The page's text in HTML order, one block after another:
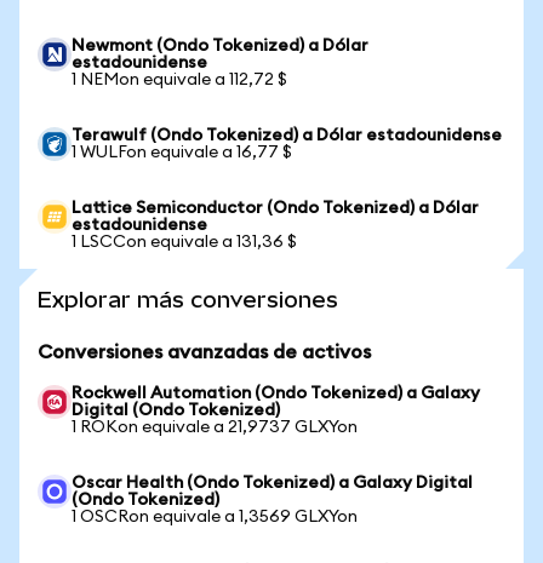
Newmont (Ondo Tokenized) a Dólar
estadounidense
1 NEMon equivale a 112,72 $
Terawulf (Ondo Tokenized) a Dólar estadounidense
1 WULFon equivale a 16,77 $
Lattice Semiconductor (Ondo Tokenized) a Dólar
estadounidense
1 LSCCon equivale a 131,36 $
Explorar más conversiones
Conversiones avanzadas de activos
Rockwell Automation (Ondo Tokenized) a Galaxy
Digital (Ondo Tokenized)
1 ROKon equivale a 21,9737 GLXYon
Oscar Health (Ondo Tokenized) a Galaxy Digital
(Ondo Tokenized)
1 OSCRon equivale a 1,3569 GLXYon